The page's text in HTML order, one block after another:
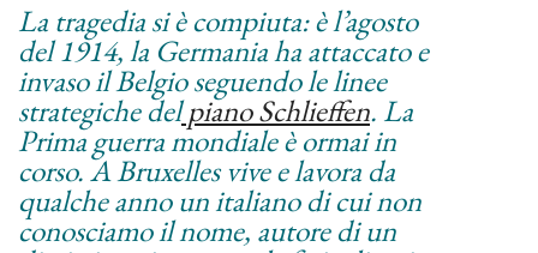
La tragedia si è compiuta: è l’agosto
del 1914, la Germania ha attaccato e
invaso il Belgio seguendo le linee
strategiche delpiano Schlieffen. La
Prima guerra mondiale è ormai in
corso. A Bruxelles vive e lavora da
qualche anno un italiano di cui non
conosciamo il nome, autore di un